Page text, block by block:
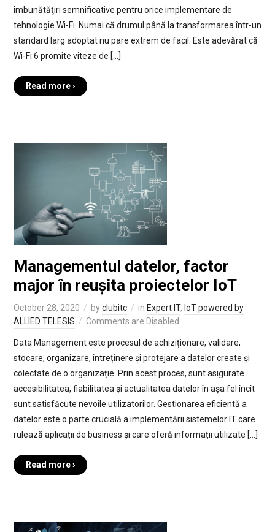
îmbunătăţiri semnificative pentru orice implementare de
tehnologie Wi-Fi. Numai că drumul până la transformarea într-un
standard larg adoptat nu pare extrem de facil. Este adevărat că
Wi-Fi 6 promite viteze de […]
Read more ›
Managementul datelor, factor
major în reușita proiectelor IoT
October 28, 2020 byclubitc in Expert IT, IoT powered by
ALLIED TELESIS
Comments are Disabled
Data Management este procesul de achiziționare, validare,
stocare, organizare, întreținere și protejare a datelor create și
colectate de o organizație. Prin acest proces, sunt asigurate
accesibilitatea, fiabilitatea și actualitatea datelor în așa fel încît
sunt satisfăcute nevoile utilizatorilor. Gestionarea eficientă a
datelor este o parte crucială a implementării sistemelor IT care
rulează aplicații de business și care oferă informații utilizate […]
Read more ›